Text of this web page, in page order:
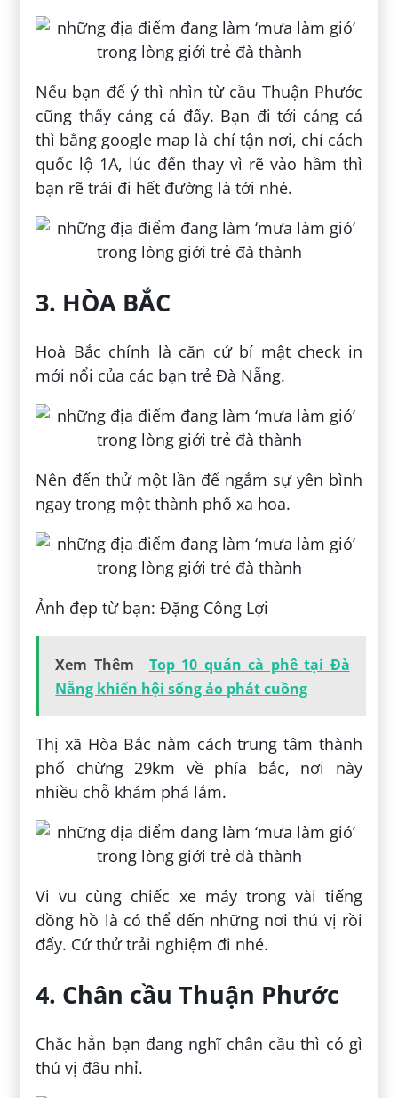
Nếu bạn để ý thì nhìn từ cầu Thuận Phước
cũng thấy cảng cá đấy. Bạn đi tới cảng cá
thì bằng google map là chỉ tận nơi, chỉ cách
quốc lộ 1A, lúc đến thay vì rẽ vào hầm thì
bạn rẽ trái đi hết đường là tới nhé.
3. HÒA BẮC
Hoà Bắc chính là căn cứ bí mật check in
mới nổi của các bạn trẻ Đà Nẵng.
Nên đến thử một lần để ngắm sự yên bình
ngay trong một thành phố xa hoa.
Ảnh đẹp từ bạn: Đặng Công Lợi
Xem Thêm
Top 10 quán cà phê tại Đà
Nẵng khiến hội sống ảo phát cuồng
Thị xã Hòa Bắc nằm cách trung tâm thành
phố chừng 29km về phía bắc, nơi này
nhiều chỗ khám phá lắm.
Vi vu cùng chiếc xe máy trong vài tiếng
đồng hồ là có thể đến những nơi thú vị rồi
đấy. Cứ thử trải nghiệm đi nhé.
4. Chân cầu Thuận Phước
Chắc hẳn bạn đang nghĩ chân cầu thì có gì
thú vị đâu nhỉ.